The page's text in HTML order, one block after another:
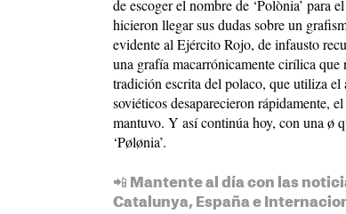
de escoger el nombre de ‘Polònia’ para
hicieron llegar sus dudas sobre un
evidente al Ejército Rojo, de infausto
una grafía macarrónicamente cirílica que
tradición escrita del polaco, que utiliza
soviéticos desaparecieron rápidamente,
mantuvo. Y así continúa hoy, con una ø
‘Pølønia’.
📲 Mantente al día con las
Catalunya, España e